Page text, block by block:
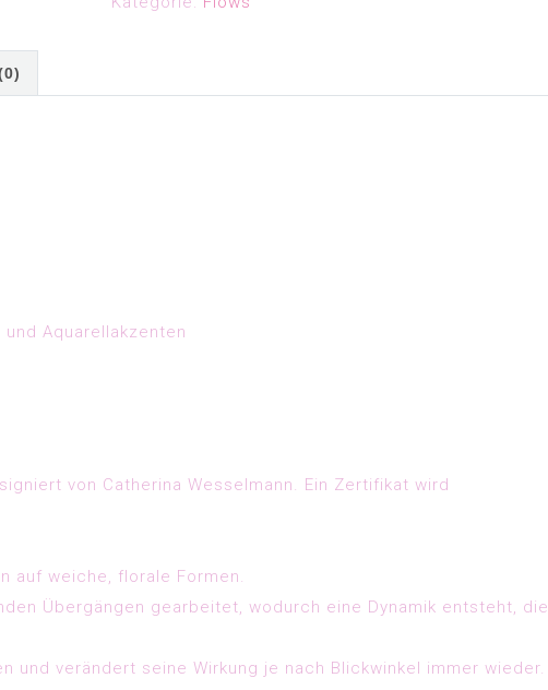
Aquarellakzenten
von Catherina Wesselmann. Ein Zertifikat wird
auf weiche, florale Formen.
Übergängen gearbeitet, wodurch eine Dynamik entsteht, die
und verändert seine Wirkung je nach Blickwinkel immer wieder.